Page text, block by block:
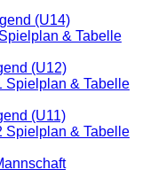
(U14)
& Tabelle
(U12)
Spielplan & Tabelle
(U11)
Spielplan & Tabelle